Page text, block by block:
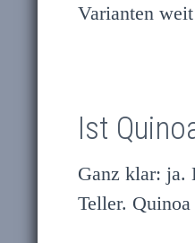
Varianten
Ist
Ganz klar: ja.
Teller.